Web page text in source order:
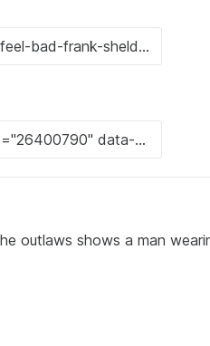
outlaws shows a man